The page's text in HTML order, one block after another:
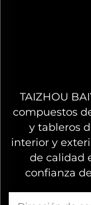
TAIZHOU
compuestos
y tableros
interior y
de calidad
confianza